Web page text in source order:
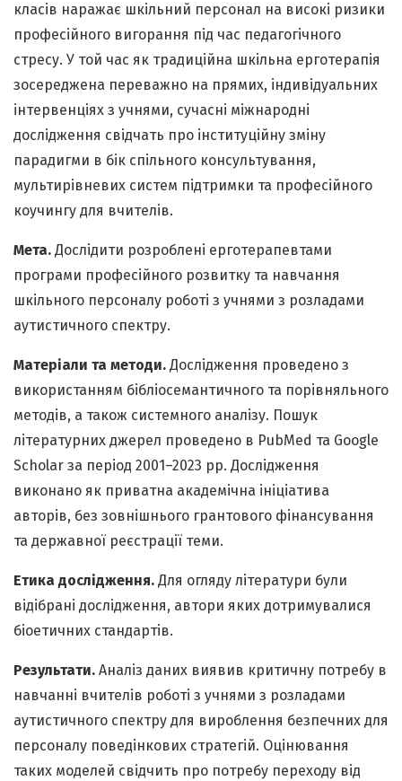
класів наражає шкільний персонал на високі ризики
професійного вигорання під час педагогічного
стресу. У той час як традиційна шкільна ерготерапія
зосереджена переважно на прямих, індивідуальних
інтервенціях з учнями, сучасні міжнародні
дослідження свідчать про інституційну зміну
парадигми в бік спільного консультування,
мультирівневих систем підтримки та професійного
коучингу для вчителів.
Мета. Дослідити розроблені ерготерапевтами
програми професійного розвитку та навчання
шкільного персоналу роботі з учнями з розладами
аутистичного спектру.
Матеріали та методи. Дослідження проведено з
використанням бібліосемантичного та порівняльного
методів, а також системного аналізу. Пошук
літературних джерел проведено в PubMed та Google
Scholar за період 2001–2023 рр. Дослідження
виконано як приватна академічна ініціатива
авторів, без зовнішнього грантового фінансування
та державної реєстрації теми.
Етика дослідження. Для огляду літератури були
відібрані дослідження, автори яких дотримувалися
біоетичних стандартів.
Результати. Аналіз даних виявив критичну потребу в
навчанні вчителів роботі з учнями з розладами
аутистичного спектру для вироблення безпечних для
персоналу поведінкових стратегій. Оцінювання
таких моделей свідчить про потребу переходу від